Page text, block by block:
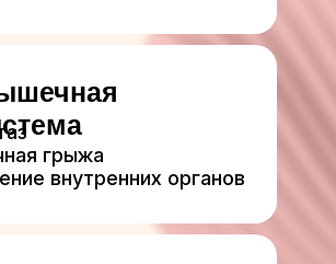
грыжа
внутренних органов